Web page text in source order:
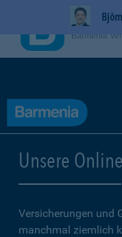
Unsere
Versicherungen und
manchmal ziemlich
Barmenia